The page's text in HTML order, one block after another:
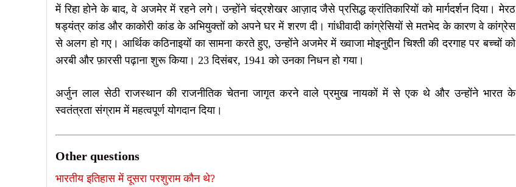
में रिहा होने के बाद, वे अजमेर में रहने लगे। उन्होंने चंद्रशेखर आज़ाद जैसे प्रसिद्ध क्रांतिकारियों को मार्गदर्शन दिया। मेरठ
षड्यंत्र कांड और काकोरी कांड के अभियुक्तों को अपने घर में शरण दी। गांधीवादी कांग्रेसियों से मतभेद के कारण वे कांग्रेस
से अलग हो गए। आर्थिक कठिनाइयों का सामना करते हुए, उन्होंने अजमेर में ख्वाजा मोइनुद्दीन चिश्ती की दरगाह पर बच्चों को
अरबी और फ़ारसी पढ़ाना शुरू किया। 23 दिसंबर, 1941 को उनका निधन हो गया।
अर्जुन लाल सेठी राजस्थान की राजनीतिक चेतना जागृत करने वाले प्रमुख नायकों में से एक थे और उन्होंने भारत के
स्वतंत्रता संग्राम में महत्वपूर्ण योगदान दिया।
Other questions
भारतीय इतिहास में दूसरा परशुराम कौन थे?